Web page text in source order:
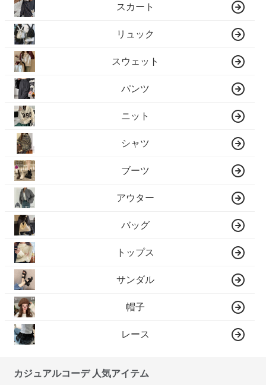
スカート
リュック
スウェット
パンツ
ニット
シャツ
ブーツ
アウター
バッグ
トップス
サンダル
帽子
レース
カジュアルコーデ 人気アイテム